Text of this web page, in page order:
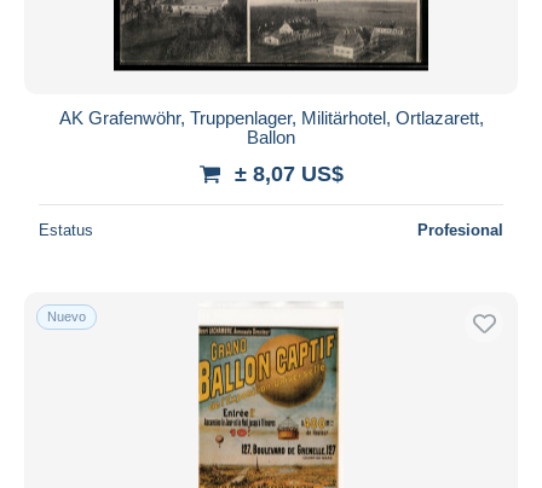
AK Grafenwöhr, Truppenlager, Militärhotel, Ortlazarett,
Ballon
± 8,07 US$
Estatus Profesional
Nuevo